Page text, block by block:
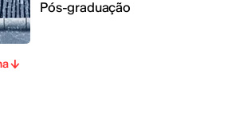
Pós-graduação